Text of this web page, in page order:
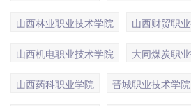
山西林业职业技术学院 山西财贸职
山西机电职业技术学院 大同煤炭职
山西药科职业学院 晋城职业技术学院